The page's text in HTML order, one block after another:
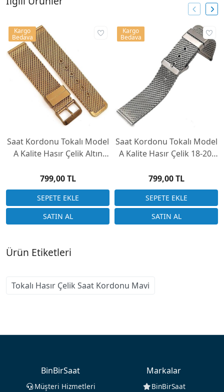
Saat Kordonu Tokalı Model
A Kalite Hasır Çelik Altın
799,00 TL
Kargo
Bedava
Saat Kordonu Tokalı Model
A Kalite Hasır Çelik 18-20-
799,00 TL
Kargo
Bedava
Ürün Etiketleri
Tokalı Hasır Çelik Saat Kordonu Mavi
BinBirSaat
Müşteri Hizmetleri
Markalar
BinBirSaat